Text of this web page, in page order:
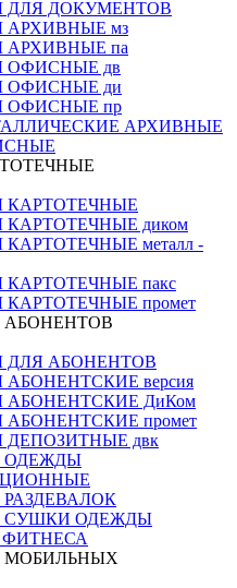
ДОКУМЕНТОВ
мз
па
дв
ди
пр
АРХИВНЫЕ
диком
металл -
пакс
промет
АБОНЕНТОВ
версия
ДиКом
промет
двк
ОДЕЖДЫ
ОДЕЖДЫ
ФИТНЕСА